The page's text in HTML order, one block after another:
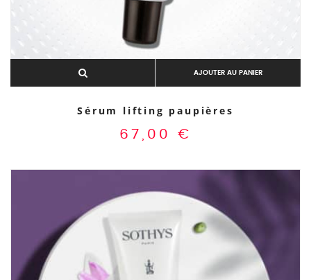
AJOUTER AU PANIER
Sérum lifting paupières
67,00 €